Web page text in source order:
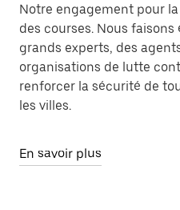
Notre engagement pour
des courses. Nous
grands experts, des
organisations de lutte
renforcer la sécurité de
les villes.
En savoir plus